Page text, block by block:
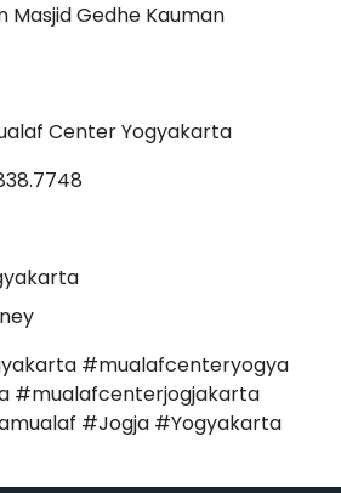
Masjid Gedhe Kauman
Center Yogyakarta
#mualafcenteryogya
#mualafcenterjogjakarta
#Jogja #Yogyakarta